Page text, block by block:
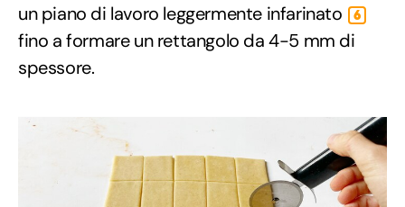
un piano di lavoro leggermente infarinato
6
fino a formare un rettangolo da 4-5 mm di
spessore.